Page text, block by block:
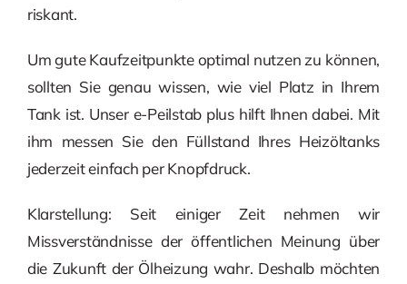
riskant.
Um gute Kaufzeitpunkte optimal nutzen zu können,
sollten Sie genau wissen, wie viel Platz in Ihrem
Tank ist. Unser e-Peilstab plus hilft Ihnen dabei. Mit
ihm messen Sie den Füllstand Ihres Heizöltanks
jederzeit einfach per Knopfdruck.
Klarstellung: Seit einiger Zeit nehmen wir
Missverständnisse der öffentlichen Meinung über
die Zukunft der Ölheizung wahr. Deshalb möchten